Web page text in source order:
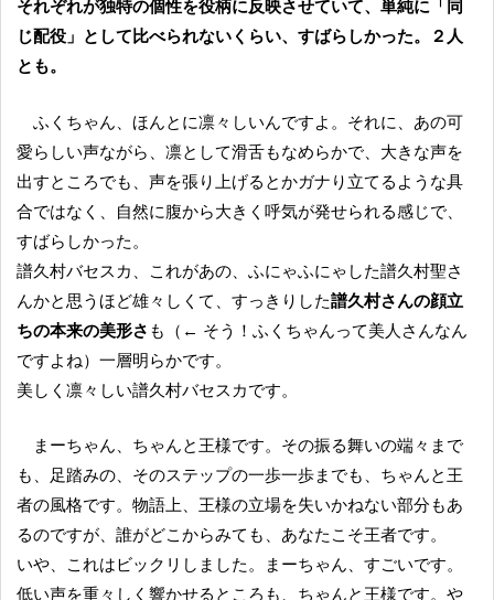
それぞれが独特の個性を役柄に反映させていて、単純に「同
じ配役」として比べられないくらい、すばらしかった。２人
とも。
ふくちゃん、ほんとに凛々しいんですよ。それに、あの可
愛らしい声ながら、凛として滑舌もなめらかで、大きな声を
出すところでも、声を張り上げるとかガナり立てるような具
合ではなく、自然に腹から大きく呼気が発せられる感じで、
すばらしかった。
譜久村バセスカ、これがあの、ふにゃふにゃした譜久村聖さ
んかと思うほど雄々しくて、すっきりした譜久村さんの顔立
ちの本来の美形さ も（← そう！ふくちゃんって美人さんなん
ですよね）一層明らかです。
美しく凛々しい譜久村バセスカです。
まーちゃん、ちゃんと王様です。その振る舞いの端々まで
も、足踏みの、そのステップの一歩一歩までも、ちゃんと王
者の風格です。物語上、王様の立場を失いかねない部分もあ
るのですが、誰がどこからみても、あなたこそ王者です。
いや、これはビックリしました。まーちゃん、すごいです。
低い声を重々しく響かせるところも、ちゃんと王様です。や